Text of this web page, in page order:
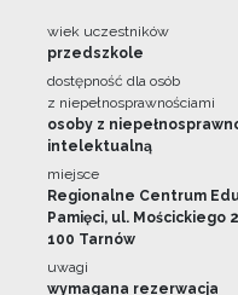
wiek uczestników
przedszkole
dostępność dla osób
z niepełnosprawnościami
osoby z
intelektualną
miejsce
Regionalne Centrum
Pamięci, ul. Mościckiego
100 Tarnów
uwagi
wymagana rezerwacja